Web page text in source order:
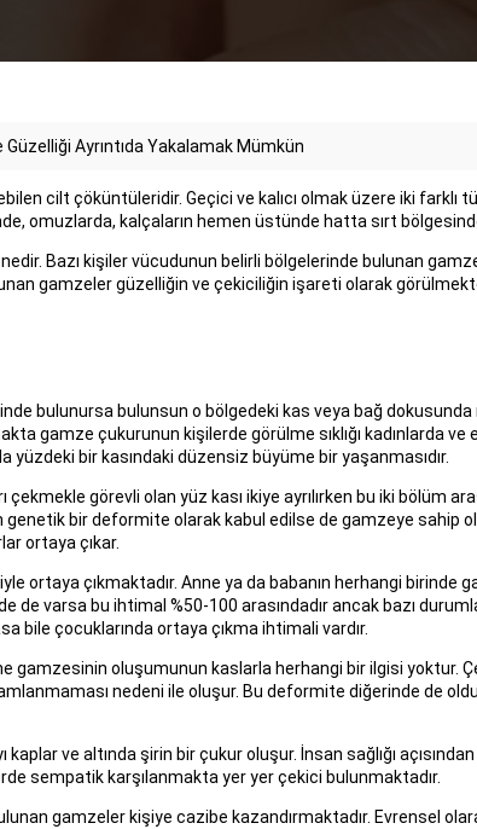
Ayrıntıda Yakalamak Mümkün
cilt çöküntüleridir. Geçici ve kalıcı olmak üzere iki farklı
omuzlarda, kalçaların hemen üstünde hatta sırt
Bazı kişiler vücudunun belirli bölgelerinde bulunan
gamzeler güzelliğin ve çekiciliğin işareti olarak
bulunursa bulunsun o bölgedeki kas veya bağ
gamze çukurunun kişilerde görülme sıklığı kadınlarda
yüzdeki bir kasındaki düzensiz büyüme bir yaşanmasıdır.
çekmekle görevli olan yüz kası ikiye ayrılırken bu iki bölüm
genetik bir deformite olarak kabul edilse de gamzeye sahip
ortaya çıkar.
ortaya çıkmaktadır. Anne ya da babanın herhangi birinde
de varsa bu ihtimal %50-100 arasındadır ancak bazı
bile çocuklarında ortaya çıkma ihtimali vardır.
gamzesinin oluşumunun kaslarla herhangi bir ilgisi yoktur.
nedeni ile oluşur. Bu deformite diğerinde de
kaplar ve altında şirin bir çukur oluşur. İnsan sağlığı
sempatik karşılanmakta yer yer çekici bulunmaktadır.
gamzeler kişiye cazibe kazandırmaktadır. Evrensel